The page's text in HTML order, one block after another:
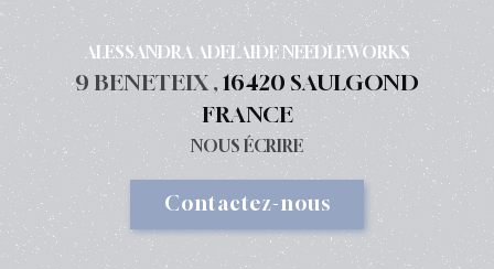
ALESSANDRA ADELAIDE NEEDLEWORKS
9 BENETEIX , 16420 SAULGOND
FRANCE
NOUS ÉCRIRE
Contactez-nous